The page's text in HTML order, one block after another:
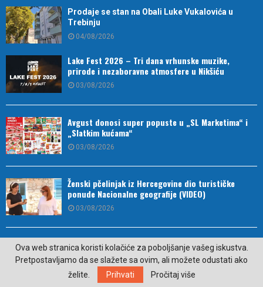
Prodaje se stan na Obali Luke Vukalovića u
Trebinju
04/08/2026
Lake Fest 2026 – Tri dana vrhunske muzike,
prirode i nezaboravne atmosfere u Nikšiću
03/08/2026
Avgust donosi super popuste u „SL Marketima“ i
„Slatkim kućama“
03/08/2026
Ženski pčelinjak iz Hercegovine dio turističke
ponude Nacionalne geografije (VIDEO)
03/08/2026
Drugo mjesto za strijelce u finalu Kupa Republike
Srpske
03/08/2026
Ova web stranica koristi kolačiće za poboljšanje vašeg iskustva.
Pretpostavljamo da se slažete sa ovim, ali možete odustati ako
želite.
Prihvati Pročitaj više